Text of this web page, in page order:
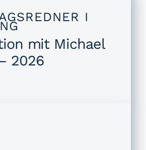
I
mit Michael
2026